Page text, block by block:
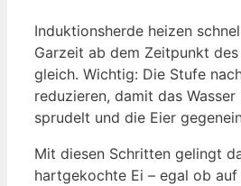
Induktionsherde heizen
Garzeit ab dem Zeitpunkt
gleich. Wichtig: Die Stufe
reduzieren, damit das
sprudelt und die Eier
Mit diesen Schritten gelingt
hartgekochte Ei – egal ob auf